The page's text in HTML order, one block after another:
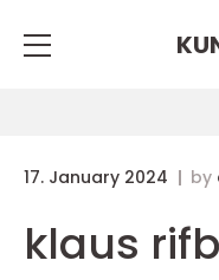
17. January 2024 by
klaus